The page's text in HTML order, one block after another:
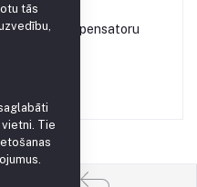
H ar kompensatoru
tās
Tie